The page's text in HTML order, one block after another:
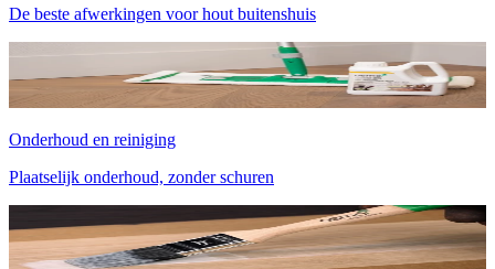
De beste afwerkingen voor hout buitenshuis
Onderhoud en reiniging
Plaatselijk onderhoud, zonder schuren